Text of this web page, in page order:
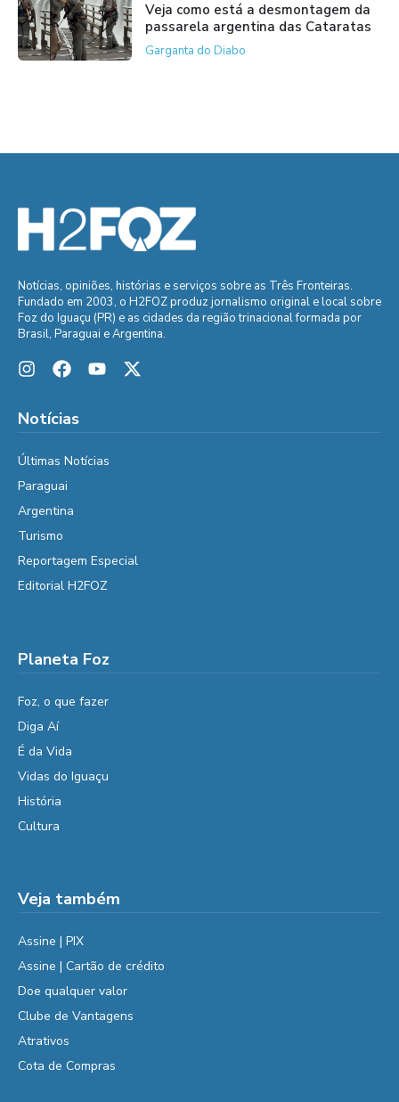
Veja como está a desmontagem da
passarela argentina das Cataratas
Garganta do Diabo
Notícias, opiniões, histórias e serviços sobre as Três Fronteiras.
Fundado em 2003, o H2FOZ produz jornalismo original e local sobre
Foz do Iguaçu (PR) e as cidades da região trinacional formada por
Brasil, Paraguai e Argentina.
Notícias
Últimas Notícias
Paraguai
Argentina
Turismo
Reportagem Especial
Editorial H2FOZ
Planeta Foz
Foz, o que fazer
Diga Aí
É da Vida
Vidas do Iguaçu
História
Cultura
Veja também
Assine | PIX
Assine | Cartão de crédito
Doe qualquer valor
Clube de Vantagens
Atrativos
Cota de Compras